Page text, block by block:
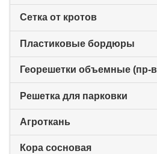
Сетка от кротов
Пластиковые бордюры
Георешетки объемные (пр-
Решетка для парковки
Агроткань
Кора сосновая